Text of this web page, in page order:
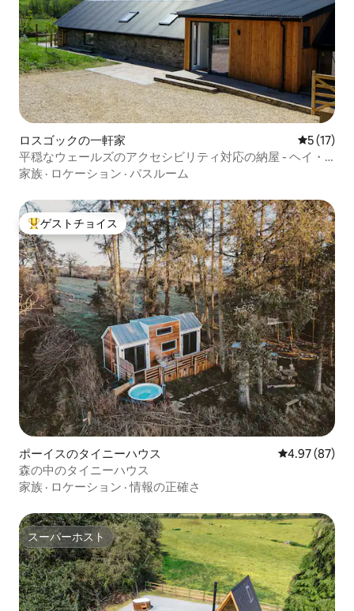
ロスゴックの一軒家 レビュー
5 (17)
平穏なウェールズのアクセシビリティ対応の納屋 - ヘイ・
オン・ワイ近郊
家族 · ロケーション · バスルーム
大好評のゲストチョイスです。
ゲストチョイス
ポーイスのタイニーハウス レビュー87
4.97 (87)
森の中のタイニーハウス
家族 · ロケーション ·情報の正確さ
スーパーホスト
スーパーホスト